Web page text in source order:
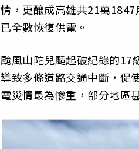
情，更釀成高雄共21萬
已全數恢復供電。
颱風山陀兒颳起破紀錄的17
導致多條道路交通中斷，促
電災情最為慘重，部分地區